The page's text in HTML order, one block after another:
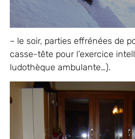
– le soir, parties effrénées de
casse-tête pour l’exercice
ludothèque ambulante…).